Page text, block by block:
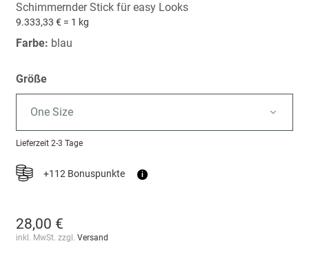
Schimmernder Stick für easy Looks
9.333,33 € = 1 kg
Farbe: blau
Größe
One Size
Lieferzeit 2-3 Tage
+112 Bonuspunkte i
28,00 €
inkl. MwSt. zzgl. Versand